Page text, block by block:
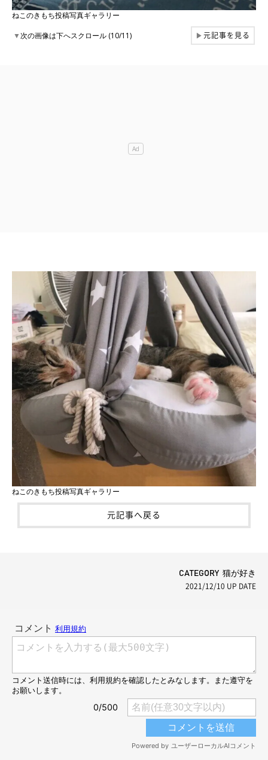
ねこのきもち投稿写真ギャラリー
▼次の画像は下へスクロール (10/11) ▶元記事を見る
ねこのきもち投稿写真ギャラリー
元記事へ戻る
CATEGORY 猫が好き
2021/12/10 UP DATE